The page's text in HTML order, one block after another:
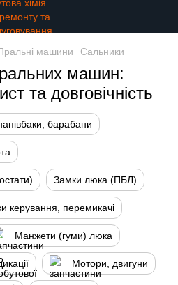
машини Сальники
машин:
та довговічність
барабани
Замки люка (ПБЛ)
керування, перемикачі
Манжети (гуми) люка
Мотори, двигуни